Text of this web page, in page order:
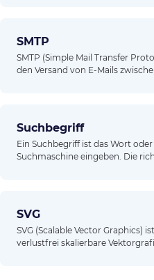
SMTP
SMTP (Simple Mail Transfer
den Versand von E-Mails
Suchbegriff
Ein Suchbegriff ist das Wort
Suchmaschine eingeben. Die
SVG
SVG (Scalable Vector Graphics)
verlustfrei skalierbare